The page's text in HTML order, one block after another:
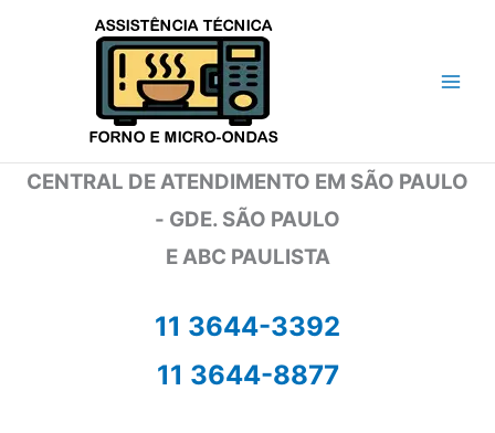
CENTRAL DE ATENDIMENTO EM SÃO PAULO
- GDE. SÃO PAULO
E ABC PAULISTA
11 3644-3392
11 3644-8877